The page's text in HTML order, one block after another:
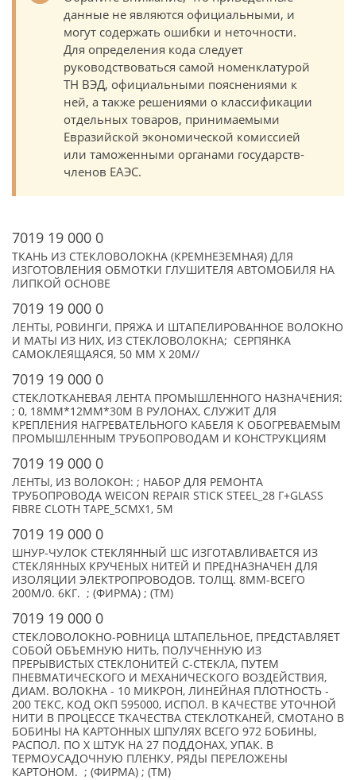
данные не являются официальными, и
могут содержать ошибки и неточности.
Для определения кода следует
руководствоваться самой номенклатурой
ТН ВЭД, официальными пояснениями к
ней, а также решениями о классификации
отдельных товаров, принимаемыми
Евразийской экономической комиссией
или таможенными органами государств-
членов ЕАЭС.
7019 19 000 0
ТКАНЬ ИЗ СТЕКЛОВОЛОКНА (КРЕМНЕЗЕМНАЯ) ДЛЯ
ИЗГОТОВЛЕНИЯ ОБМОТКИ ГЛУШИТЕЛЯ АВТОМОБИЛЯ НА
ЛИПКОЙ ОСНОВЕ
7019 19 000 0
ЛЕНТЫ, РОВИНГИ, ПРЯЖА И ШТАПЕЛИРОВАННОЕ ВОЛОКНО
И МАТЫ ИЗ НИХ, ИЗ СТЕКЛОВОЛОКНА; СЕРПЯНКА
САМОКЛЕЯЩАЯСЯ, 50 ММ Х 20М//
7019 19 000 0
СТЕКЛОТКАНЕВАЯ ЛЕНТА ПРОМЫШЛЕННОГО НАЗНАЧЕНИЯ:
; 0, 18ММ*12ММ*30М В РУЛОНАХ, СЛУЖИТ ДЛЯ
КРЕПЛЕНИЯ НАГРЕВАТЕЛЬНОГО КАБЕЛЯ К ОБОГРЕВАЕМЫМ
ПРОМЫШЛЕННЫМ ТРУБОПРОВОДАМ И КОНСТРУКЦИЯМ
7019 19 000 0
ЛЕНТЫ, ИЗ ВОЛОКОН: ; НАБОР ДЛЯ РЕМОНТА
ТРУБОПРОВОДА WEICON REPAIR STICK STEEL_28 Г+GLASS
FIBRE CLOTH TAPE_5СМХ1, 5М
7019 19 000 0
ШНУР-ЧУЛОК СТЕКЛЯННЫЙ ШС ИЗГОТАВЛИВАЕТСЯ ИЗ
СТЕКЛЯННЫХ КРУЧЕНЫХ НИТЕЙ И ПРЕДНАЗНАЧЕН ДЛЯ
ИЗОЛЯЦИИ ЭЛЕКТРОПРОВОДОВ. ТОЛЩ. 8ММ-ВСЕГО
200М/0. 6КГ. ; (ФИРМА) ; (TM)
7019 19 000 0
СТЕКЛОВОЛОКНО-РОВНИЦА ШТАПЕЛЬНОЕ, ПРЕДСТАВЛЯЕТ
СОБОЙ ОБЪЕМНУЮ НИТЬ, ПОЛУЧЕННУЮ ИЗ
ПРЕРЫВИСТЫХ СТЕКЛОНИТЕЙ С-СТЕКЛА, ПУТЕМ
ПНЕВМАТИЧЕСКОГО И МЕХАНИЧЕСКОГО ВОЗДЕЙСТВИЯ,
ДИАМ. ВОЛОКНА - 10 МИКРОН, ЛИНЕЙНАЯ ПЛОТНОСТЬ -
200 ТЕКС, КОД ОКП 595000, ИСПОЛ. В КАЧЕСТВЕ УТОЧНОЙ
НИТИ В ПРОЦЕССЕ ТКАЧЕСТВА СТЕКЛОТКАНЕЙ, СМОТАНО В
БОБИНЫ НА КАРТОННЫХ ШПУЛЯХ ВСЕГО 972 БОБИНЫ,
РАСПОЛ. ПО X ШТУК НА 27 ПОДДОНАХ, УПАК. В
ТЕРМОУСАДОЧНУЮ ПЛЕНКУ, РЯДЫ ПЕРЕЛОЖЕНЫ
КАРТОНОМ. ; (ФИРМА) ; (TM)